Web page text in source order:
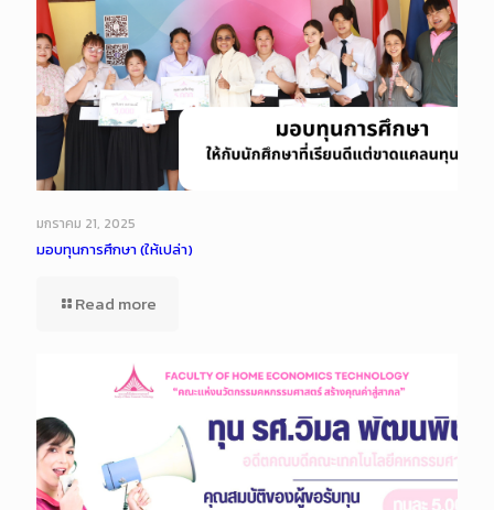
มกราคม 21, 2025
มอบทุนการศึกษา (ให้เปล่า)
Read more